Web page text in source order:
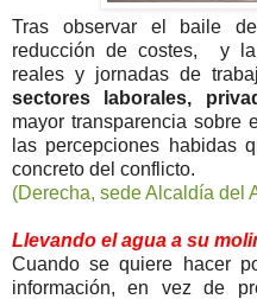
Tras observar el baile
reducción de costes, y
reales y jornadas de
sectores laborales,
mayor transparencia sobre
las percepciones habidas
concreto del conflicto.
(Derecha, sede Alcaldía del
Llevando el agua a su
Cuando se quiere hacer
información, en vez de